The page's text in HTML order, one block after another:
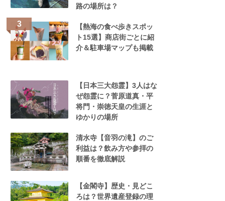
路の場所は？
【熱海の食べ歩きスポッ
ト15選】商店街ごとに紹
介＆駐車場マップも掲載
【日本三大怨霊】3人はな
ぜ怨霊に？菅原道真・平
将門・崇徳天皇の生涯と
ゆかりの場所
清水寺【音羽の滝】のご
利益は？飲み方や参拝の
順番を徹底解説
【金閣寺】歴史・見どこ
ろは？世界遺産登録の理